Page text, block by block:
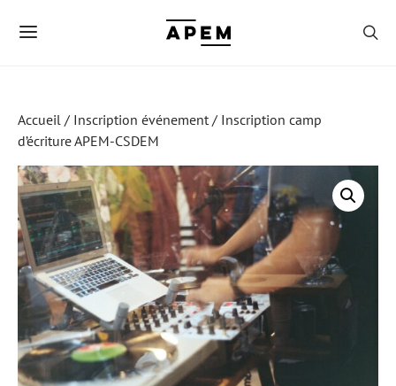
Accueil / Inscription événement/ Inscription camp
d’écriture APEM-CSDEM